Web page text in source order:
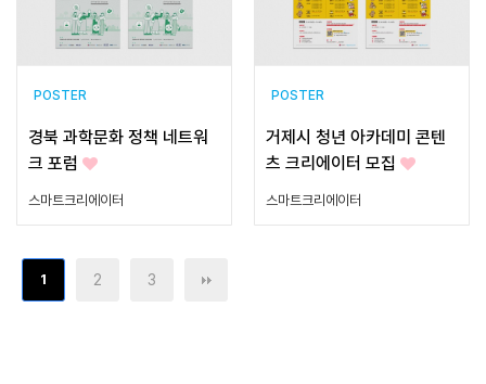
POSTER
경북 과학문화 정책 네트워
크 포럼
스마트크리에이터
POSTER
거제시 청년 아카데미 콘텐
츠 크리에이터 모집
스마트크리에이터
1 2 3